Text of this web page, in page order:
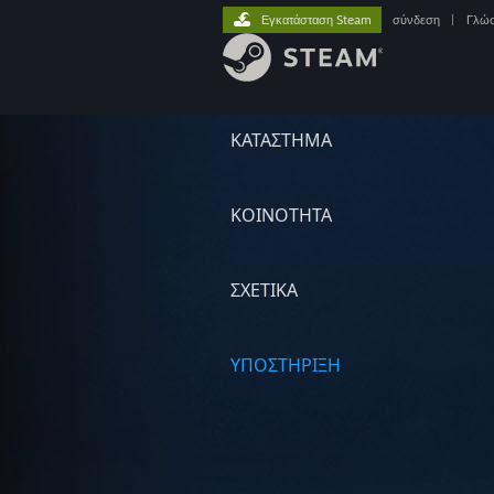
ΚΑΤΑΣΤΗΜΑ
ΚΟΙΝΟΤΗΤΑ
ΣΧΕΤΙΚΆ
ΥΠΟΣΤΗΡΙΞΗ
Εγκατάσταση Steam σύνδεση